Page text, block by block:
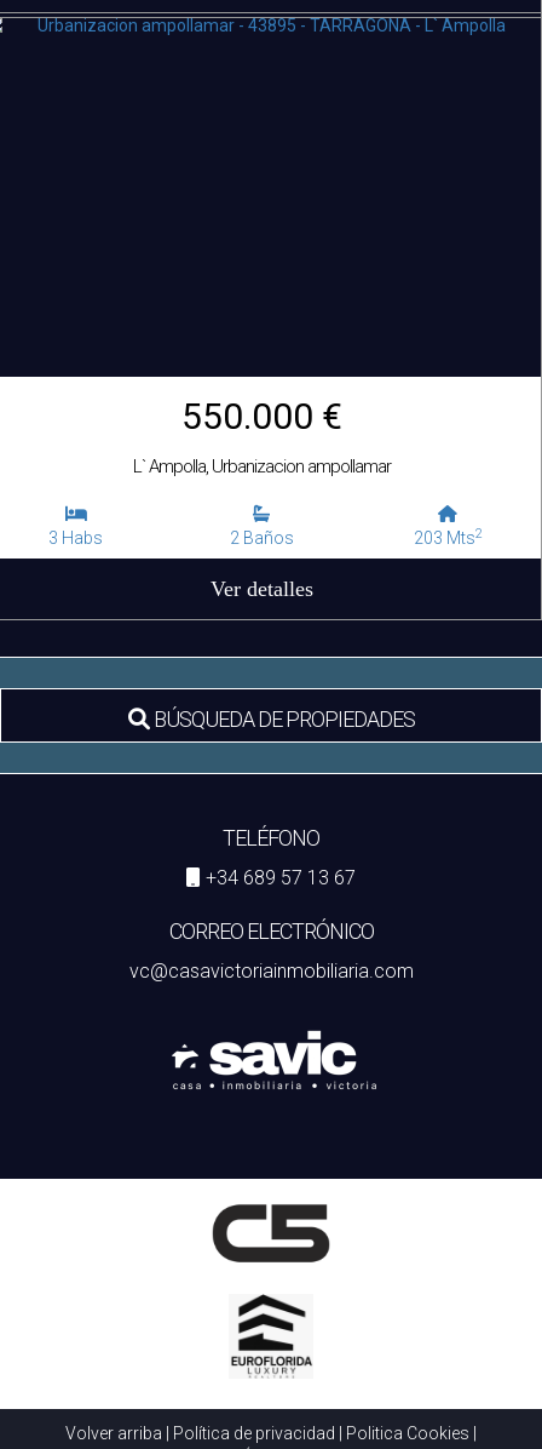
550.000 €
L` Ampolla, Urbanizacion ampollamar
3 Habs 2 Baños 203 Mts2
Ver detalles
BÚSQUEDA DE PROPIEDADES
TELÉFONO
+34 689 57 13 67
CORREO ELECTRÓNICO
vc@casavictoriainmobiliaria.com
Volver arriba Política de privacidad Politica Cookies